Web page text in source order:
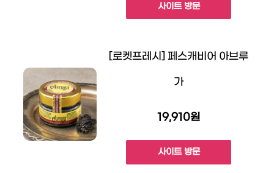
사이트 방문
[로켓프레시] 페스캐비어 아브루
가
19,910원
사이트 방문